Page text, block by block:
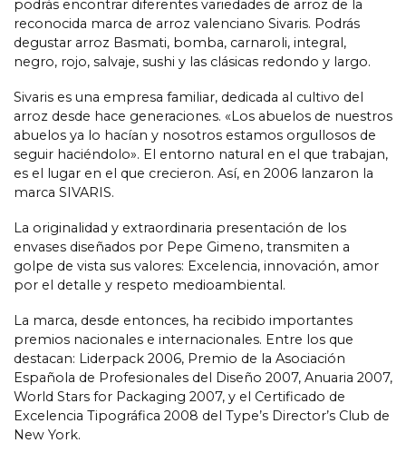
podrás encontrar diferentes variedades de arroz de la
reconocida marca de arroz valenciano Sivaris. Podrás
degustar arroz Basmati, bomba, carnaroli, integral,
negro, rojo, salvaje, sushi y las clásicas redondo y largo.
Sivaris es una empresa familiar, dedicada al cultivo del
arroz desde hace generaciones. «Los abuelos de nuestros
abuelos ya lo hacían y nosotros estamos orgullosos de
seguir haciéndolo». El entorno natural en el que trabajan,
es el lugar en el que crecieron. Así, en 2006 lanzaron la
marca SIVARIS.
La originalidad y extraordinaria presentación de los
envases diseñados por Pepe Gimeno, transmiten a
golpe de vista sus valores: Excelencia, innovación, amor
por el detalle y respeto medioambiental.
La marca, desde entonces, ha recibido importantes
premios nacionales e internacionales. Entre los que
destacan: Liderpack 2006, Premio de la Asociación
Española de Profesionales del Diseño 2007, Anuaria 2007,
World Stars for Packaging 2007, y el Certificado de
Excelencia Tipográfica 2008 del Type’s Director’s Club de
New York.